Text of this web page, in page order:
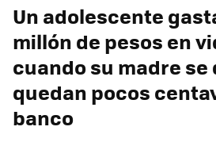
Un adolescente
millón de pesos en
cuando su madre se
quedan pocos
banco